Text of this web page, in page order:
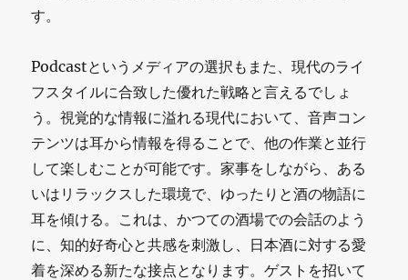
す。
Podcastというメディアの選択もまた、現代のライ
フスタイルに合致した優れた戦略と言えるでしょ
う。視覚的な情報に溢れる現代において、音声コン
テンツは耳から情報を得ることで、他の作業と並行
して楽しむことが可能です。家事をしながら、ある
いはリラックスした環境で、ゆったりと酒の物語に
耳を傾ける。これは、かつての酒場での会話のよう
に、知的好奇心と共感を刺激し、日本酒に対する愛
着を深める新たな接点となります。ゲストを招いて